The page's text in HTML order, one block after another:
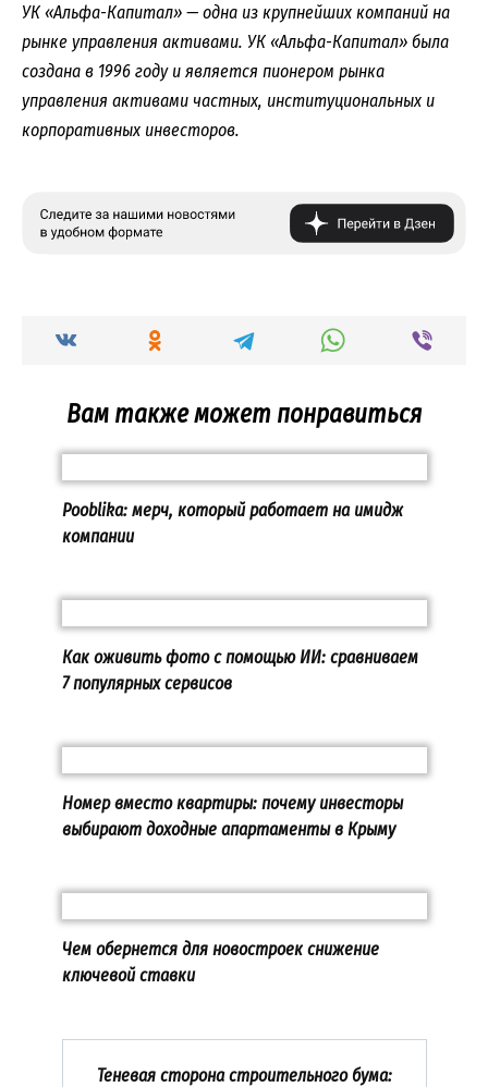
УК «Альфа-Капитал» — одна из крупнейших компаний на
рынке управления активами. УК «Альфа-Капитал» была
создана в 1996 году и является пионером рынка
управления активами частных, институциональных и
корпоративных инвесторов.
Вам также может понравиться
Pooblika: мерч, который работает на имидж
компании
Как оживить фото с помощью ИИ: сравниваем
7 популярных сервисов
Номер вместо квартиры: почему инвесторы
выбирают доходные апартаменты в Крыму
Чем обернется для новостроек снижение
ключевой ставки
Теневая сторона строительного бума: